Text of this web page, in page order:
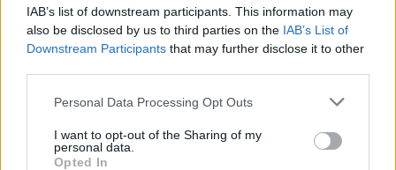
IAB’s list of downstream participants. This information may
also be disclosed by us to third parties on the IAB’s List of
Downstream Participants that may further disclose it to other
Personal Data Processing Opt Outs
I want to opt-out of the Sharing of my
personal data.
Opted In